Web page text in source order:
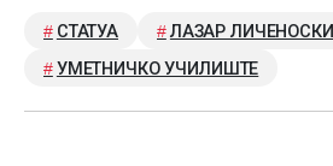
СТАТУА
ЛАЗАР ЛИЧЕНОСКИ
УМЕТНИЧКО УЧИЛИШТЕ